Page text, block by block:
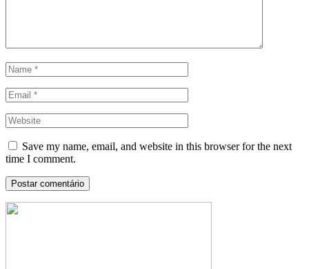
Save my name, email, and website in this browser for the next
time I comment.